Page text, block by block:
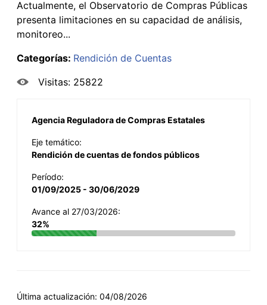
Actualmente, el Observatorio de Compras Públicas
presenta limitaciones en su capacidad de análisis,
monitoreo...
Categorías: Rendición de Cuentas
Visitas: 25822
Agencia Reguladora de Compras Estatales
Eje temático:
Rendición de cuentas de fondos públicos
Período:
01/09/2025 - 30/06/2029
Avance al 27/03/2026:
32%
Última actualización: 04/08/2026